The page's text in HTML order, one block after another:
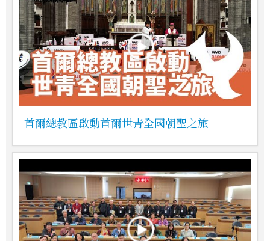
首爾總教區啟動首爾世青全國朝聖之旅